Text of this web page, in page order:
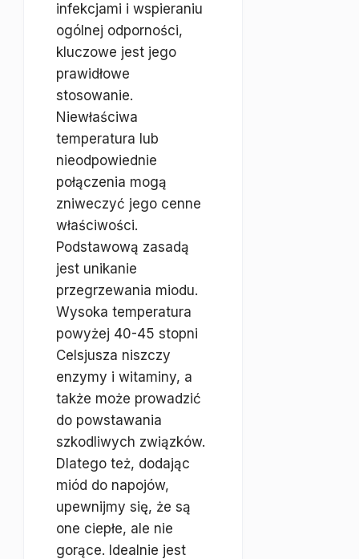
infekcjami i wspieraniu
ogólnej odporności,
kluczowe jest jego
prawidłowe
stosowanie.
Niewłaściwa
temperatura lub
nieodpowiednie
połączenia mogą
zniweczyć jego cenne
właściwości.
Podstawową zasadą
jest unikanie
przegrzewania miodu.
Wysoka temperatura
powyżej 40-45 stopni
Celsjusza niszczy
enzymy i witaminy, a
także może prowadzić
do powstawania
szkodliwych związków.
Dlatego też, dodając
miód do napojów,
upewnijmy się, że są
one ciepłe, ale nie
gorące. Idealnie jest